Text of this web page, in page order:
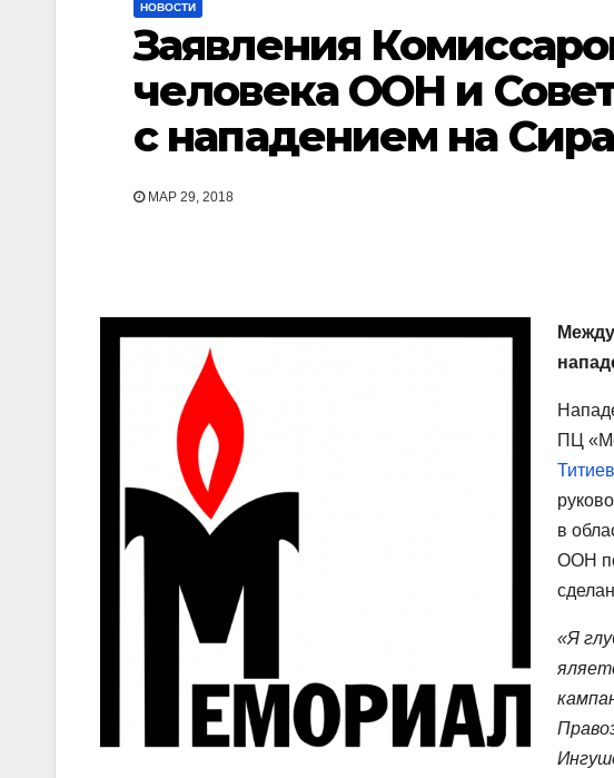
НОВОСТИ
Заявления
человека ООН и
с нападением на
МАР 29, 2018
ПЦ
в
ООН
«Я